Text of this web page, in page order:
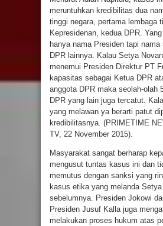
meruntuhkan kredibilitas dua
tinggi negara, pertama lembaga
Kepresidenan, kedua DPR.
hanya nama Presiden tapi nama
DPR lainnya. Kalau Setya
menemui Presiden Direktur PT
kapasitas sebagai Ketua DPR
anggota DPR maka seolah-olah
DPR yang lain juga tercatut.
yang melawan ya berarti patut
kredibilitasnya. (PRIMETIME
TV, 22 November 2015).
Masyarakat sangat berharap
mengusut tuntas kasus ini dan
memutus dengan sanksi yang
kasus etika yang melanda
sebelumnya. Presiden Jokowi
Presiden Jusuf Kalla juga
melakukan proses hukum atas